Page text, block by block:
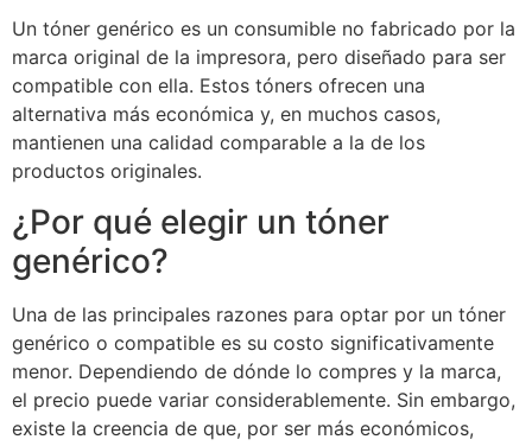
Un tóner genérico es un consumible no fabricado por la
marca original de la impresora, pero diseñado para ser
compatible con ella. Estos tóners ofrecen una
alternativa más económica y, en muchos casos,
mantienen una calidad comparable a la de los
productos originales.
¿Por qué elegir un tóner
genérico?
Una de las principales razones para optar por un tóner
genérico o compatible es su costo significativamente
menor. Dependiendo de dónde lo compres y la marca,
el precio puede variar considerablemente. Sin embargo,
existe la creencia de que, por ser más económicos,